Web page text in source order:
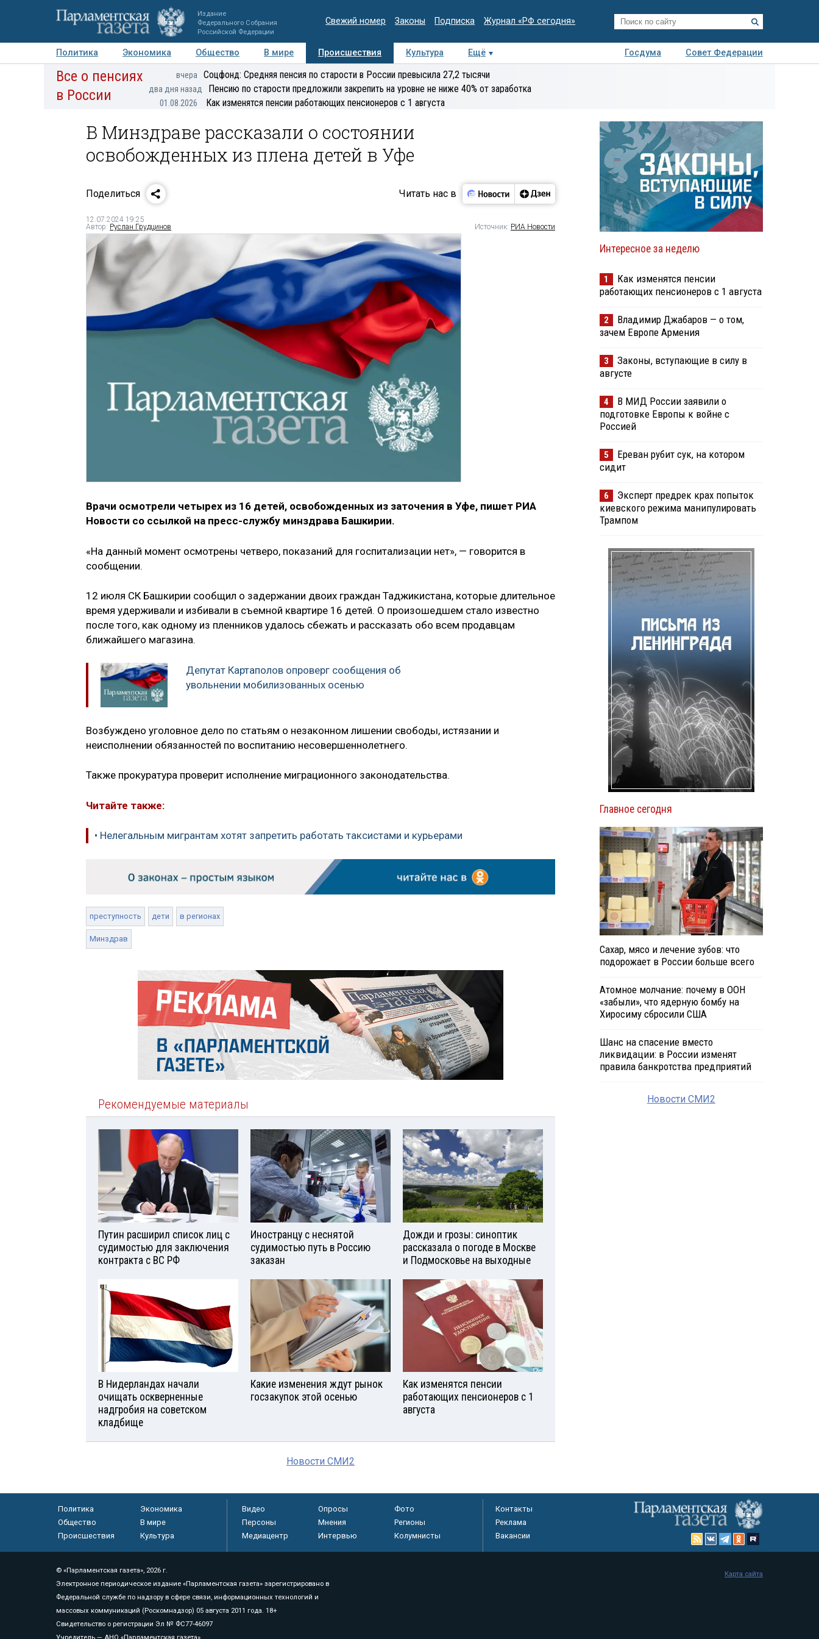
Издание
Федерального Собрания
Российской Федерации
Свежий номер Законы Подписка Журнал «РФ сегодня»
Политика Экономика Общество В мире Происшествия Культура Ещё Госдума
Совет Федерации
Авторы Персоны Мнения Регионы Медиацентр Интервью Колумнисты
экспертиза
Все о пенсиях
в России
вчера Соцфонд: Средняя пенсия по старости в России превысила 27,2 тысячи
два дня назад Пенсию по старости предложили закрепить на уровне не ниже 40% от заработка
01.08.2026 Как изменятся пенсии работающих пенсионеров с 1 августа
В Минздраве рассказали о состоянии
освобожденных из плена детей в Уфе
Поделиться Читать нас в
12.07.2024 19:25
Автор: Руслан Грудцинов Источник: РИА Новости
Врачи осмотрели четырех из 16 детей, освобожденных из заточения в Уфе, пишет РИА
Новости со ссылкой на пресс-службу минздрава Башкирии.
«На данный момент осмотрены четверо, показаний для госпитализации нет», — говорится в
сообщении.
12 июля СК Башкирии сообщил о задержании двоих граждан Таджикистана, которые длительное
время удерживали и избивали в съемной квартире 16 детей. О произошедшем стало известно
после того, как одному из пленников удалось сбежать и рассказать обо всем продавцам
ближайшего магазина.
Депутат Картаполов опроверг сообщения об
увольнении мобилизованных осенью
Возбуждено уголовное дело по статьям о незаконном лишении свободы, истязании и
неисполнении обязанностей по воспитанию несовершеннолетнего.
Также прокуратура проверит исполнение миграционного законодательства.
Читайте также:
• Нелегальным мигрантам хотят запретить работать таксистами и курьерами
преступность дети в регионах
Минздрав
Рекомендуемые материалы
Путин расширил список лиц с
судимостью для заключения
контракта с ВС РФ
Иностранцу с неснятой
судимостью путь в Россию
заказан
Дожди и грозы: синоптик
рассказала о погоде в Москве
и Подмосковье на выходные
В Нидерландах начали
очищать оскверненные
надгробия на советском
кладбище
Какие изменения ждут рынок
госзакупок этой осенью
Как изменятся пенсии
работающих пенсионеров с 1
августа
Новости СМИ2
Интересное за неделю
1
Как изменятся пенсии
работающих пенсионеров с 1 августа
2
Владимир Джабаров — о том,
зачем Европе Армения
3
Законы, вступающие в силу в
августе
4
В МИД России заявили о
подготовке Европы к войне с
Россией
5
Ереван рубит сук, на котором
сидит
6
Эксперт предрек крах попыток
киевского режима манипулировать
Трампом
Главное сегодня
Сахар, мясо и лечение зубов: что
подорожает в России больше всего
Атомное молчание: почему в ООН
«забыли», что ядерную бомбу на
Хиросиму сбросили США
Шанс на спасение вместо
ликвидации: в России изменят
правила банкротства предприятий
Новости СМИ2
Политика
Экономика
Общество
В мире
Происшествия
Культура
Видео Опросы
Фото
Персоны
Мнения
Регионы
Медиацентр
Интервью Колумнисты
Контакты
Реклама
Вакансии
© «Парламентская газета», 2026 г.
Электронное периодическое издание «Парламентская газета» зарегистрировано в
Федеральной службе по надзору в сфере связи, информационных технологий и
массовых коммуникаций (Роскомнадзор) 05 августа 2011 года. 18+
Свидетельство о регистрации Эл № ФС77-46097
Карта сайта